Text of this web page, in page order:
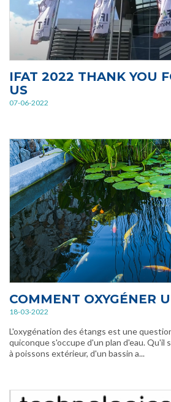
IFAT 2022 THANK YOU
US
07-06-2022
COMMENT OXYGÉNER
18-03-2022
L'oxygénation des étangs est une
quiconque s'occupe d'un plan d'eau. Qu'il
à poissons extérieur, d'un bassin a...